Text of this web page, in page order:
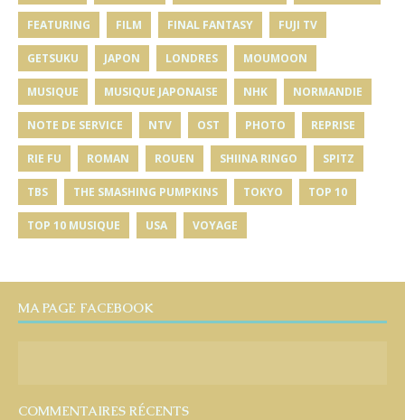
FEATURING FILM FINAL FANTASY FUJI TV
GETSUKU JAPON LONDRES MOUMOON
MUSIQUE MUSIQUE JAPONAISE NHK NORMANDIE
NOTE DE SERVICE NTV OST PHOTO REPRISE
RIE FU ROMAN ROUEN SHIINA RINGO SPITZ
TBS THE SMASHING PUMPKINS TOKYO TOP 10
TOP 10 MUSIQUE USA VOYAGE
MA PAGE FACEBOOK
COMMENTAIRES RÉCENTS